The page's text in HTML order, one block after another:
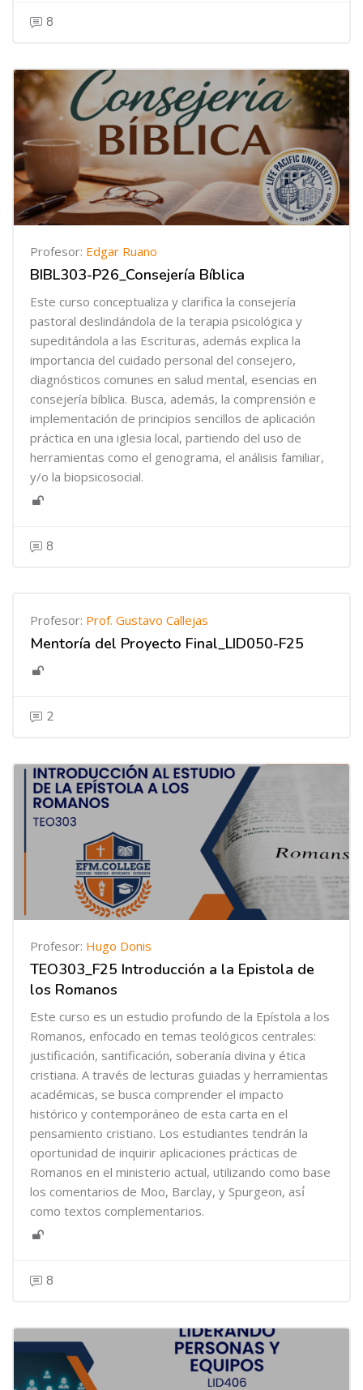
8
Profesor: Edgar Ruano
BIBL303-P26_Consejería Bíblica
Este curso conceptualiza y clarifica la consejería
pastoral deslindándola de la terapia psicológica y
supeditándola a las Escrituras, además explica la
importancia del cuidado personal del consejero,
diagnósticos comunes en salud mental, esencias en
consejería bíblica. Busca, además, la comprensión e
implementación de principios sencillos de aplicación
práctica en una iglesia local, partiendo del uso de
herramientas como el genograma, el análisis familiar,
y/o la biopsicosocial.
8
Profesor: Prof. Gustavo Callejas
Mentoría del Proyecto Final_LID050-F25
2
Profesor: Hugo Donis
TEO303_F25 Introducción a la Epistola de
los Romanos
Este curso es un estudio profundo de la Epístola a los
Romanos, enfocado en temas teológicos centrales:
justificación, santificación, soberanía divina y ética
cristiana. A través de lecturas guiadas y herramientas
académicas, se busca comprender el impacto
histórico y contemporáneo de esta carta en el
pensamiento cristiano. Los estudiantes tendrán la
oportunidad de inquirir aplicaciones prácticas de
Romanos en el ministerio actual, utilizando como base
los comentarios de Moo, Barclay, y Spurgeon, así́
como textos complementarios.
8